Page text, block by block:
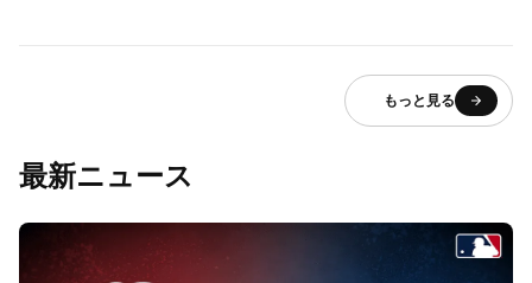
もっと見る
最新ニュース